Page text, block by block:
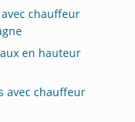
chauffeur
en hauteur
avec chauffeur